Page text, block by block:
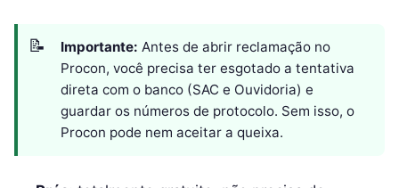
Importante: Antes de abrir reclamação no
Procon, você precisa ter esgotado a tentativa
direta com o banco (SAC e Ouvidoria) e
guardar os números de protocolo. Sem isso, o
Procon pode nem aceitar a queixa.